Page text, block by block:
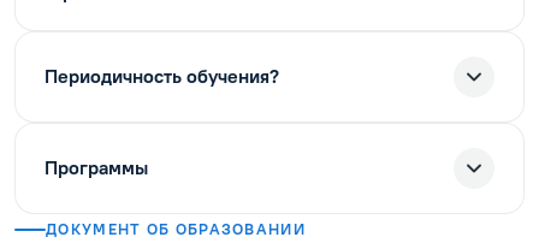
Периодичность обучения?
Программы
ДОКУМЕНТ ОБ ОБРАЗОВАНИИ